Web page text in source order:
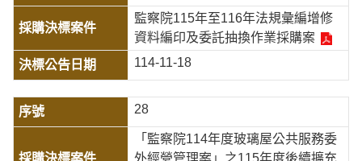
監察院115年至116年法規彙編增修
資料編印及委託抽換作業採購案
114-11-18
28
「監察院114年度玻璃屋公共服務委
外經營管理案」之115年度後續擴充